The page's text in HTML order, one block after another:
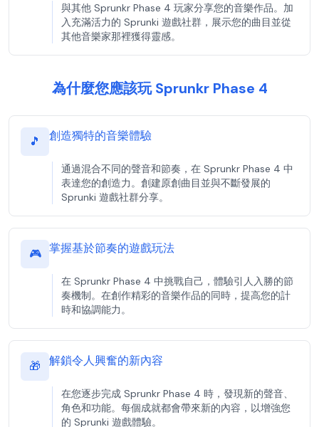
與其他 Sprunkr Phase 4 玩家分享您的音樂作品。加
入充滿活力的 Sprunki 遊戲社群，展示您的曲目並從
其他音樂家那裡獲得靈感。
為什麼您應該玩 Sprunkr Phase 4
🎵 創造獨特的音樂體驗
通過混合不同的聲音和節奏，在 Sprunkr Phase 4 中
表達您的創造力。創建原創曲目並與不斷發展的
Sprunki 遊戲社群分享。
🎮 掌握基於節奏的遊戲玩法
在 Sprunkr Phase 4 中挑戰自己，體驗引人入勝的節
奏機制。在創作精彩的音樂作品的同時，提高您的計
時和協調能力。
🎁 解鎖令人興奮的新內容
在您逐步完成 Sprunkr Phase 4 時，發現新的聲音、
角色和功能。每個成就都會帶來新的內容，以增強您
的 Sprunki 遊戲體驗。